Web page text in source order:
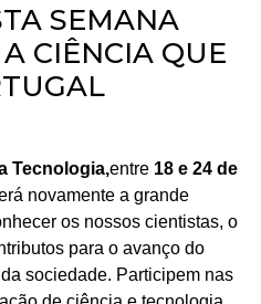
SEMANA
CIÊNCIA QUE
Tecnologia,entre18 e 24 de
novamente a grande
os nossos cientistas, o
para o avanço do
sociedade. Participem nas